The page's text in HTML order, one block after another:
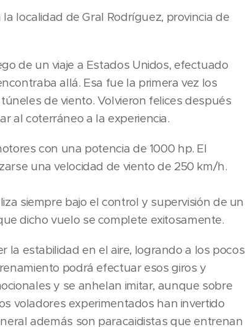
localidad de Gral Rodríguez, provincia de
de un viaje a Estados Unidos, efectuado
allá. Esa fue la primera vez los
de viento. Volvieron felices después
al coterráneo a la experiencia.
con una potencia de 1000 hp. El
una velocidad de viento de 250 km/h.
siempre bajo el control y supervisión de un
dicho vuelo se complete exitosamente.
la estabilidad en el aire, logrando a los pocos
podrá efectuar esos giros y
y se anhelan imitar, aunque sobre
voladores experimentados han invertido
además son paracaidistas que entrenan